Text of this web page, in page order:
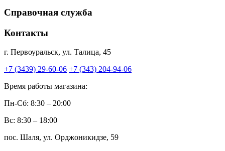
Справочная служба
Контакты
г. Первоуральск, ул. Талица, 45
+7 (3439) 29-60-06 +7 (343) 204-94-06
Время работы магазина:
Пн-Сб: 8:30 – 20:00
Вс: 8:30 – 18:00
пос. Шаля, ул. Орджоникидзе, 59